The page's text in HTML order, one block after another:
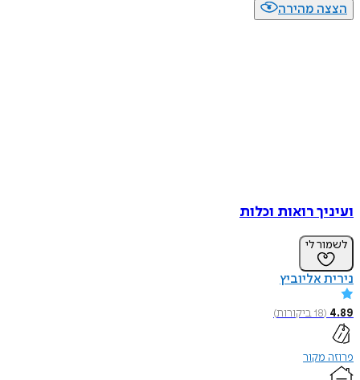
מהירה
רואות וכלות
לי
אליוביץ
18 ביקורות)
מקור